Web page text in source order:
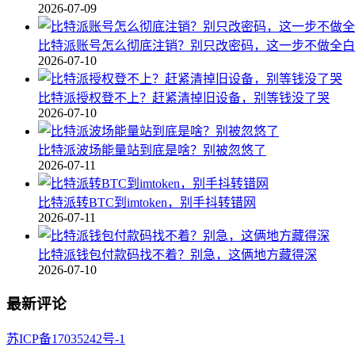
2026-07-09
比特派账号怎么彻底注销？别只改密码，这一步不做全
2026-07-10
比特派授权登不上？赶紧清掉旧设备，别等钱没了哭
2026-07-10
比特派波场能量站到底是啥？别被忽悠了
2026-07-11
比特派转BTC到imtoken，别手抖转错网
2026-07-11
比特派钱包付款码找不着？别急，这俩地方藏得深
2026-07-10
最新评论
苏ICP备17035242号-1